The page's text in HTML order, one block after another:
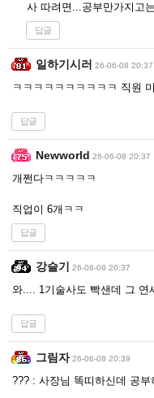
사 따려면...공부만가지고
답글
일하기시러 26-06-08 20:37
ㅋㅋㅋㅋㅋㅋㅋㅋㅋㅋ 직원
답글
Newworld 26-06-08 20:37
개쩐다ㅋㅋㅋㅋㅋ
직업이 6개ㅋㅋ
답글
강슬기 26-06-08 20:37
와.... 1기술사도 빡샌데 그 연
답글
그림자 26-06-08 20:39
??? : 사장님 똑띠하신데 공